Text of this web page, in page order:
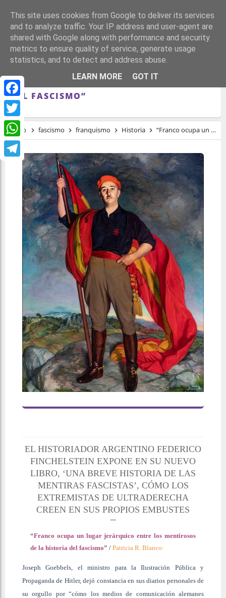
Facebook
Twitter
WhatsApp
Telegram
“FRANCO OCUPA UN LUGAR JERÁRQUICO
ENTRE LOS MENTIROSOS DE LA HISTORIA
DEL FASCISMO”
Inicio fascismo franquismo Historia “Franco ocupa un lugar jerárquico entre los mentirosos de la historia del fascismo”
EL HISTORIADOR ARGENTINO FEDERICO
FINCHELSTEIN EXPONE EN SU NUEVO
LIBRO, ‘UNA BREVE HISTORIA DE LAS
MENTIRAS FASCISTAS’, CÓMO LOS
EXTREMISTAS DE ULTRADERECHA
CREEN EN SUS PROPIOS EMBUSTES
“Franco ocupa un lugar jerárquico entre los mentirosos
de la historia del fascismo” / Patricia R. Blanco:
Joseph Goebbels, el ministro para la Ilustración Pública y
Propaganda de Hitler, dejó constancia en sus diarios personales de
su orgullo por “cómo los medios de comunicación alemanes
This site uses cookies from Google to deliver its services
and to analyze traffic. Your IP address and user-agent are
shared with Google along with performance and security
metrics to ensure quality of service, generate usage
statistics, and to detect and address abuse.
LEARN MORE
GOT IT